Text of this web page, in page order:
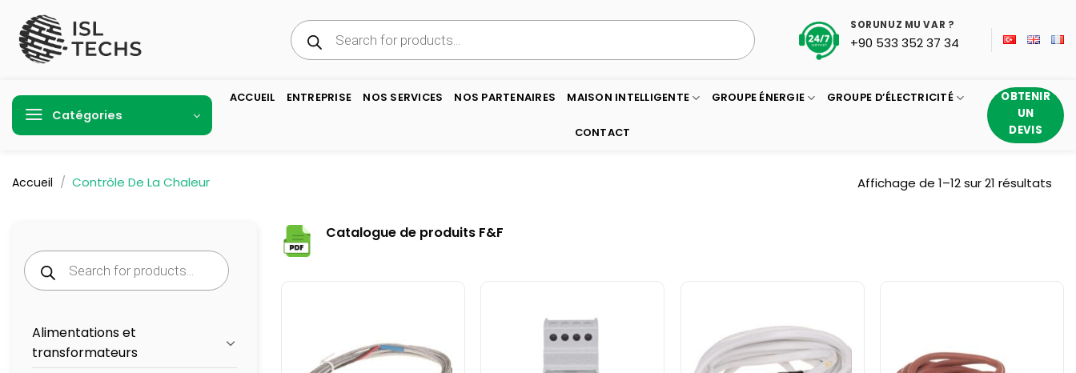
contenu
Recherche
de
produits
SORUNUZ MU VAR ?
+90 533 352 37 34
Catégories
ACCUEIL ENTREPRISE NOS SERVICES NOS PARTENAIRES MAISON INTELLIGENTE GROUPE ÉNERGIE GROUPE D’ÉLECTRICITÉ
CONTACT
OBTENIR
UN
DEVIS
Accueil / Contrôle De La Chaleur Affichage de 1–12 sur 21 résultats
Recherche
de
produits
Alimentations et
transformateurs
Catalogue de produits F&F